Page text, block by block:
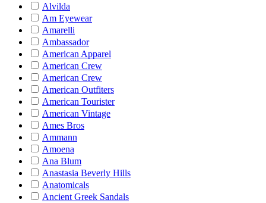
Alvilda
Am Eyewear
Amarelli
Ambassador
American Apparel
American Crew
American Crew
American Outfiters
American Tourister
American Vintage
Ames Bros
Ammann
Amoena
Ana Blum
Anastasia Beverly Hills
Anatomicals
Ancient Greek Sandals